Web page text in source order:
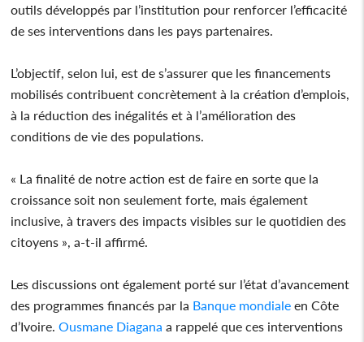
outils développés par l’institution pour renforcer l’efficacité
de ses interventions dans les pays partenaires.
L’objectif, selon lui, est de s’assurer que les financements
mobilisés contribuent concrètement à la création d’emplois,
à la réduction des inégalités et à l’amélioration des
conditions de vie des populations.
« La finalité de notre action est de faire en sorte que la
croissance soit non seulement forte, mais également
inclusive, à travers des impacts visibles sur le quotidien des
citoyens », a-t-il affirmé.
Les discussions ont également porté sur l’état d’avancement
des programmes financés par la Banque mondiale en Côte
d’Ivoire. Ousmane Diagana a rappelé que ces interventions